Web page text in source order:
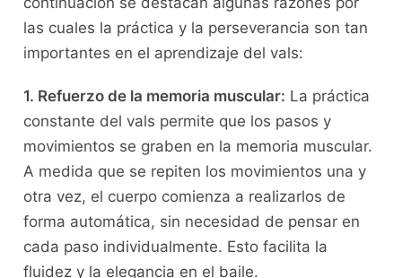
las cuales la práctica y​ la perseverancia son tan
importantes en‍ el aprendizaje del⁣ vals:
1.‍ Refuerzo de ‌la memoria muscular: La práctica
constante del vals permite que los pasos y
movimientos se graben en la⁢ memoria muscular.
A ‌medida que se repiten los movimientos una ‌y⁤
otra vez, el cuerpo comienza a realizarlos de‌
forma automática, sin necesidad de pensar en
cada paso individualmente. Esto facilita la
fluidez y ‌la elegancia en el ⁤baile.